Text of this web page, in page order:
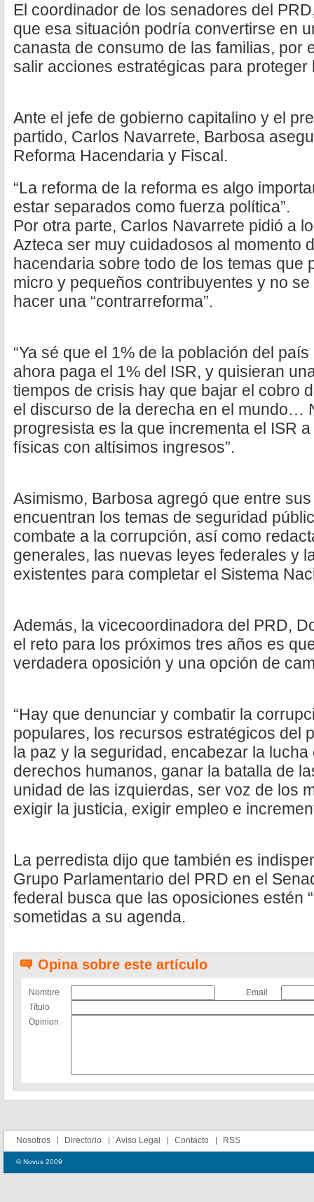
El coordinador de los senadores del
que esa situación podría convertirse en
canasta de consumo de las familias, por
salir acciones estratégicas para proteger
Ante el jefe de gobierno capitalino y el
partido, Carlos Navarrete, Barbosa
Reforma Hacendaria y Fiscal.
“La reforma de la reforma es algo
estar separados como fuerza política”.
Por otra parte, Carlos Navarrete pidió a
Azteca ser muy cuidadosos al momento
hacendaria sobre todo de los temas que
micro y pequeños contribuyentes y no
hacer una “contrarreforma”.
“Ya sé que el 1% de la población del
ahora paga el 1% del ISR, y quisieran
tiempos de crisis hay que bajar el cobro
el discurso de la derecha en el mundo…
progresista es la que incrementa el ISR
físicas con altísimos ingresos”.
Asimismo, Barbosa agregó que entre
encuentran los temas de seguridad
combate a la corrupción, así como
generales, las nuevas leyes federales y
existentes para completar el Sistema
Además, la vicecoordinadora del PRD,
el reto para los próximos tres años es
verdadera oposición y una opción de
“Hay que denunciar y combatir la
populares, los recursos estratégicos del
la paz y la seguridad, encabezar la
derechos humanos, ganar la batalla de
unidad de las izquierdas, ser voz de los
exigir la justicia, exigir empleo e
La perredista dijo que también es
Grupo Parlamentario del PRD en el
federal busca que las oposiciones estén
sometidas a su agenda.
Opina sobre este artículo
Nombre
Email
Título
Opinion
Nosotros Directorio Aviso Legal Contacto RSS
© Novus 2009